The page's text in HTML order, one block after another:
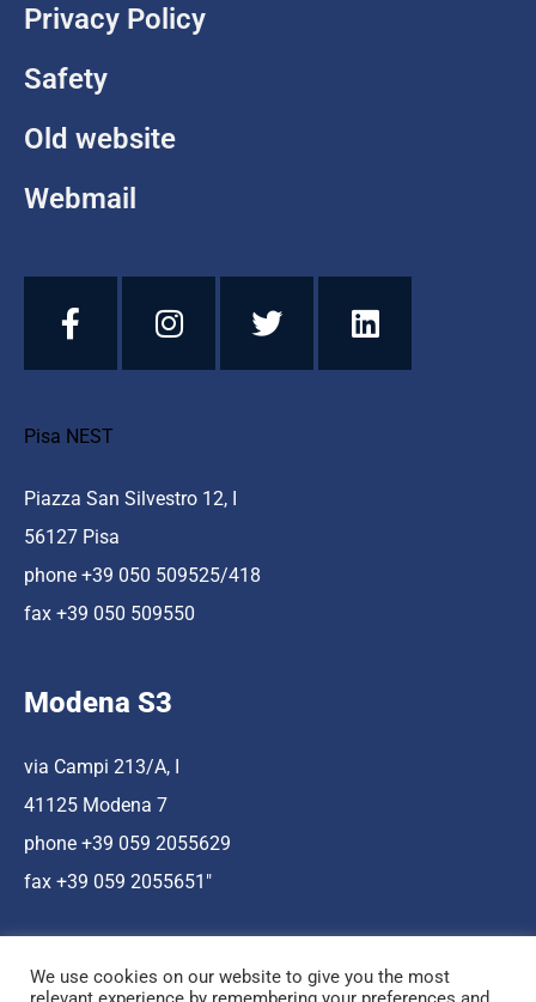
Privacy Policy
Safety
Old website
Webmail
Pisa NEST
Piazza San Silvestro 12, I
56127 Pisa
phone +39 050 509525/418
fax +39 050 509550
Modena S3
via Campi 213/A, I
41125 Modena 7
phone +39 059 2055629
fax +39 059 2055651″
We use cookies on our website to give you the most